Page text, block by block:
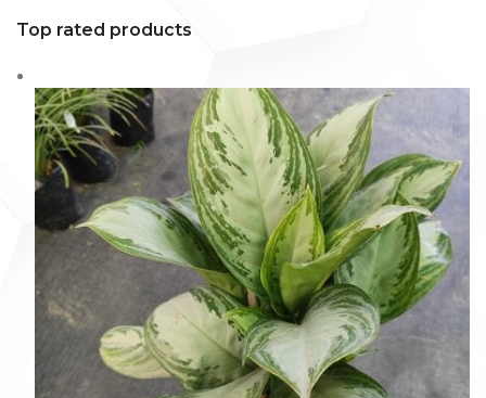
Top rated products